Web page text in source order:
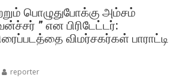
பொழுதுபோக்கு அம்சம்
” என பிரிடேட்டர்:
விமர்சகர்கள் பாராட்டி
reporter